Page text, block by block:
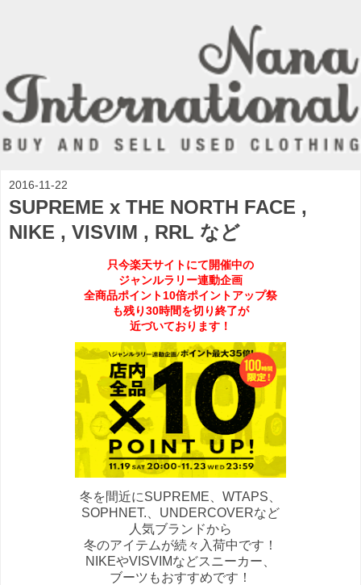
2016-11-22
SUPREME x THE NORTH FACE ,
NIKE , VISVIM , RRL など
只今楽天サイトにて開催中の
ジャンルラリー連動企画
全商品ポイント10倍ポイントアップ祭
も残り30時間を切り終了が
近づいております！
冬を間近にSUPREME、WTAPS、
SOPHNET.、UNDERCOVERなど
人気ブランドから
冬のアイテムが続々入荷中です！
NIKEやVISVIMなどスニーカー、
ブーツもおすすめです！